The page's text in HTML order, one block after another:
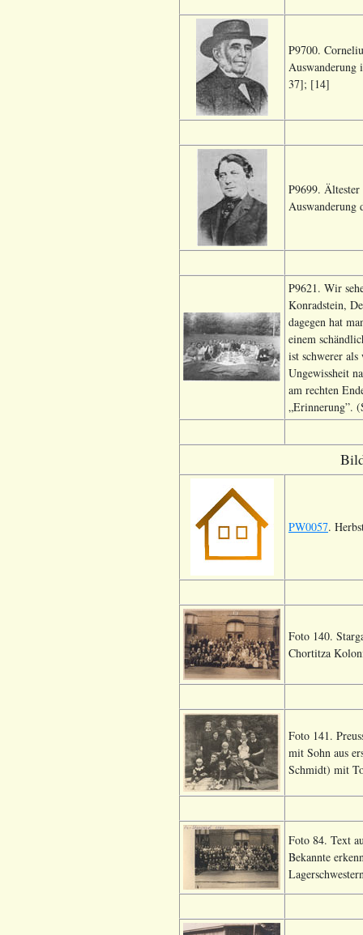
P9700.
Auswanderung
37]; [14]
P9699.
Auswanderung
P9621. Wir
Konradstein,
dagegen hat
einem
ist schwerer als
Ungewissheit
am rechten
„Erinnerung”.
PW0057.
Foto 140.
Chortitza
Foto 141.
mit Sohn aus
Schmidt) mit
Foto 84. Text
Bekannte